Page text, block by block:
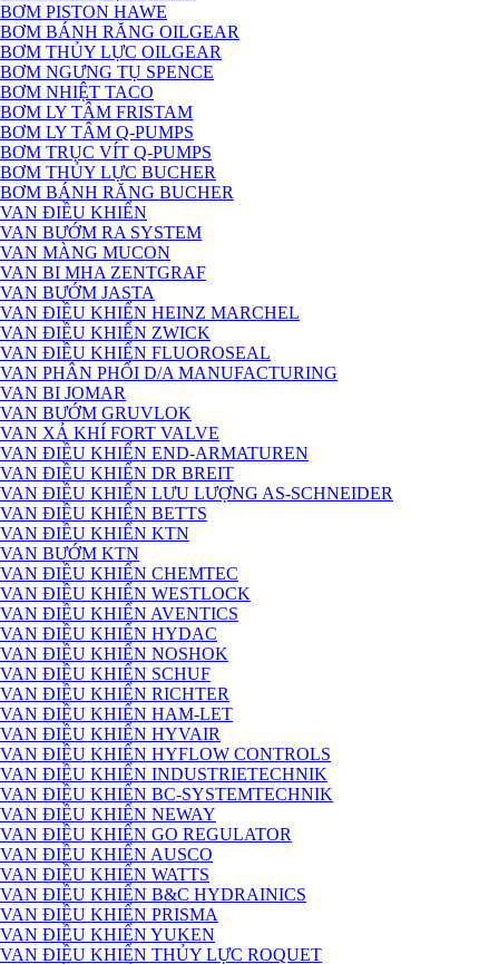
BƠM PISTON HAWE
BƠM BÁNH RĂNG OILGEAR
BƠM THỦY LỰC OILGEAR
BƠM NGƯNG TỤ SPENCE
BƠM NHIỆT TACO
BƠM LY TÂM FRISTAM
BƠM LY TÂM Q-PUMPS
BƠM TRỤC VÍT Q-PUMPS
BƠM THỦY LỰC BUCHER
BƠM BÁNH RĂNG BUCHER
VAN ĐIỀU KHIỂN
VAN BƯỚM RA SYSTEM
VAN MÀNG MUCON
VAN BI MHA ZENTGRAF
VAN BƯỚM JASTA
VAN ĐIỀU KHIỂN HEINZ MARCHEL
VAN ĐIỀU KHIỂN ZWICK
VAN ĐIỀU KHIỂN FLUOROSEAL
VAN PHÂN PHỐI D/A MANUFACTURING
VAN BI JOMAR
VAN BƯỚM GRUVLOK
VAN XẢ KHÍ FORT VALVE
VAN ĐIỀU KHIỂN END-ARMATUREN
VAN ĐIỀU KHIỂN DR BREIT
VAN ĐIỀU KHIỂN LƯU LƯỢNG AS-SCHNEIDER
VAN ĐIỀU KHIỂN BETTS
VAN ĐIỀU KHIỂN KTN
VAN BƯỚM KTN
VAN ĐIỀU KHIỂN CHEMTEC
VAN ĐIỀU KHIỂN WESTLOCK
VAN ĐIỀU KHIỂN AVENTICS
VAN ĐIỀU KHIỂN HYDAC
VAN ĐIỀU KHIỂN NOSHOK
VAN ĐIỀU KHIỂN SCHUF
VAN ĐIỀU KHIỂN RICHTER
VAN ĐIỀU KHIỂN HAM-LET
VAN ĐIỀU KHIỂN HYVAIR
VAN ĐIỀU KHIỂN HYFLOW CONTROLS
VAN ĐIỀU KHIỂN INDUSTRIETECHNIK
VAN ĐIỀU KHIỂN BC-SYSTEMTECHNIK
VAN ĐIỀU KHIỂN NEWAY
VAN ĐIỀU KHIỂN GO REGULATOR
VAN ĐIỀU KHIỂN AUSCO
VAN ĐIỀU KHIỂN WATTS
VAN ĐIỀU KHIỂN B&C HYDRAINICS
VAN ĐIỀU KHIỂN PRISMA
VAN ĐIỀU KHIỂN YUKEN
VAN ĐIỀU KHIỂN THỦY LỰC ROQUET